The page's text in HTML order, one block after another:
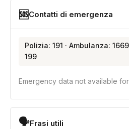
🆘Contatti di emergenza
Polizia: 191 · Ambulanza:
199
Emergency data not available
🗣Frasi utili